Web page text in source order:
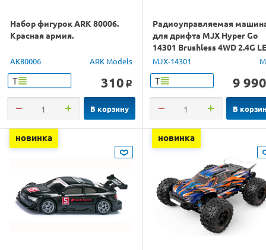
Набор фигурок ARK 80006.
Красная армия.
AK80006 ARK Models
Т 310 o
В корзину
Радиоуправляемая
для дрифта MJX Hyper Go
14301 Brushless 4WD 2.4G
1/14 RTR
MJX-14301
Т 9 990
В
новинка новинка